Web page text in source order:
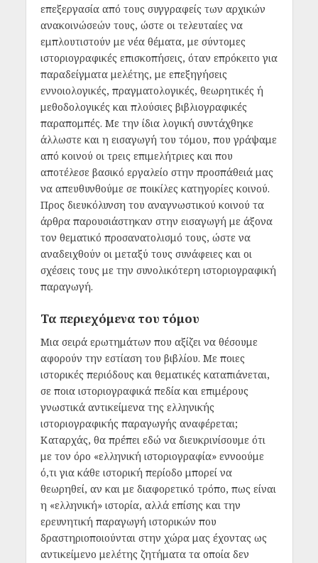
επεξεργασία από τους συγγραφείς των αρχικών
ανακοινώσεών τους, ώστε οι τελευταίες να
εμπλουτιστούν με νέα θέματα, με σύντομες
ιστοριογραφικές επισκοπήσεις, όταν επρόκειτο για
παραδείγματα μελέτης, με επεξηγήσεις
εννοιολογικές, πραγματολογικές, θεωρητικές ή
μεθοδολογικές και πλούσιες βιβλιογραφικές
παραπομπές. Με την ίδια λογική συντάχθηκε
άλλωστε και η εισαγωγή του τόμου, που γράψαμε
από κοινού οι τρεις επιμελήτριες και που
αποτέλεσε βασικό εργαλείο στην προσπάθειά μας
να απευθυνθούμε σε ποικίλες κατηγορίες κοινού.
Προς διευκόλυνση του αναγνωστικού κοινού τα
άρθρα παρουσιάστηκαν στην εισαγωγή με άξονα
τον θεματικό προσανατολισμό τους, ώστε να
αναδειχθούν οι μεταξύ τους συνάφειες και οι
σχέσεις τους με την συνολικότερη ιστοριογραφική
παραγωγή.
Τα περιεχόμενα του τόμου
Μια σειρά ερωτημάτων που αξίζει να θέσουμε
αφορούν την εστίαση του βιβλίου. Με ποιες
ιστορικές περιόδους και θεματικές καταπιάνεται,
σε ποια ιστοριογραφικά πεδία και επιμέρους
γνωστικά αντικείμενα της ελληνικής
ιστοριογραφικής παραγωγής αναφέρεται;
Καταρχάς, θα πρέπει εδώ να διευκρινίσουμε ότι
με τον όρο «ελληνική ιστοριογραφία» εννοούμε
ό,τι για κάθε ιστορική περίοδο μπορεί να
θεωρηθεί, αν και με διαφορετικό τρόπο, πως είναι
η «ελληνική» ιστορία, αλλά επίσης και την
ερευνητική παραγωγή ιστορικών που
δραστηριοποιούνται στην χώρα μας έχοντας ως
αντικείμενο μελέτης ζητήματα τα οποία δεν